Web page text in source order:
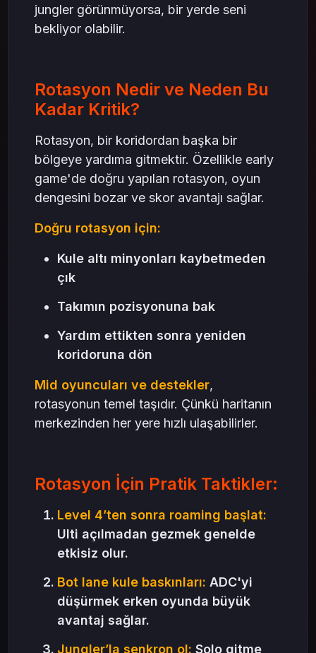
jungler görünmüyorsa, bir yerde seni
bekliyor olabilir.
Rotasyon Nedir ve Neden Bu
Kadar Kritik?
Rotasyon, bir koridordan başka bir
bölgeye yardıma gitmektir. Özellikle early
game'de doğru yapılan rotasyon, oyun
dengesini bozar ve skor avantajı sağlar.
Doğru rotasyon için:
Kule altı minyonları kaybetmeden
çık
Takımın pozisyonuna bak
Yardım ettikten sonra yeniden
koridoruna dön
Mid oyuncuları ve destekler,
rotasyonun temel taşıdır. Çünkü haritanın
merkezinden her yere hızlı ulaşabilirler.
Rotasyon İçin Pratik Taktikler:
Level 4’ten sonra roaming başlat:
Ulti açılmadan gezmek genelde
etkisiz olur.
Bot lane kule baskınları: ADC'yi
düşürmek erken oyunda büyük
avantaj sağlar.
Jungler’la senkron ol: Solo gitme,